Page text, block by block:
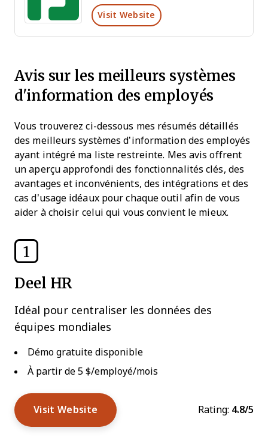
Visit Website
Avis sur les meilleurs systèmes
d'information des employés
Vous trouverez ci-dessous mes résumés détaillés
des meilleurs systèmes d’information des employés
ayant intégré ma liste restreinte. Mes avis offrent
un aperçu approfondi des fonctionnalités clés, des
avantages et inconvénients, des intégrations et des
cas d’usage idéaux pour chaque outil afin de vous
aider à choisir celui qui vous convient le mieux.
1
Deel HR
Idéal pour centraliser les données des
équipes mondiales
Démo gratuite disponible
À partir de 5 $/employé/mois
Visit Website Rating: 4.8/5